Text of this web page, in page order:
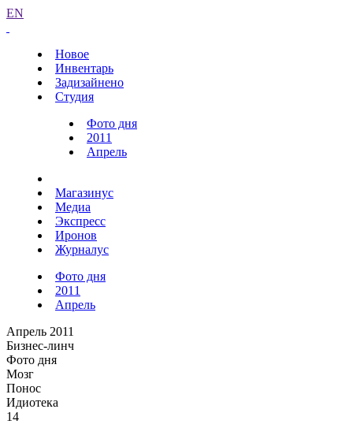
EN
Новое
Инвентарь
Задизайнено
Студия
Фото дня
2011
Апрель
Магазинус
Медиа
Экспресс
Иронов
Журналус
Фото дня
2011
Апрель
Апрель 2011
Бизнес-линч
Фото дня
Мозг
Понос
Идиотека
14